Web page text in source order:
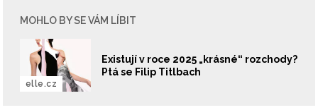
MOHLO BY SE VÁM LÍBIT
Existují v roce 2025 „krásné“ rozchody?
Ptá se Filip Titlbach
elle.cz